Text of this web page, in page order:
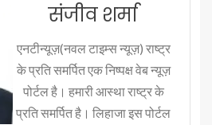
संजीव शर्मा
एनटीन्यूज़(नवल टाइम्स न्यूज़) राष्ट्र
के प्रति समर्पित एक निष्पक्ष वेब न्यूज़
पोर्टल है। हमारी आस्था राष्ट्र के
प्रति समर्पित है। लिहाजा इस पोर्टल